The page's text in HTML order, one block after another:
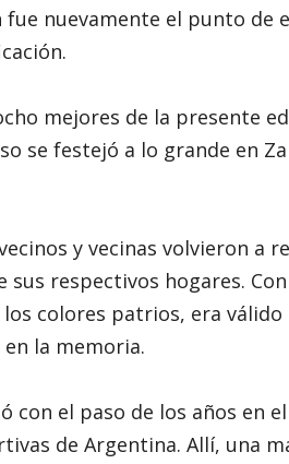
fue nuevamente el punto de
mejores de la presente
se festejó a lo grande en
y vecinas volvieron a
respectivos hogares.
colores patrios, era
la memoria.
con el paso de los años en
de Argentina. Allí, una